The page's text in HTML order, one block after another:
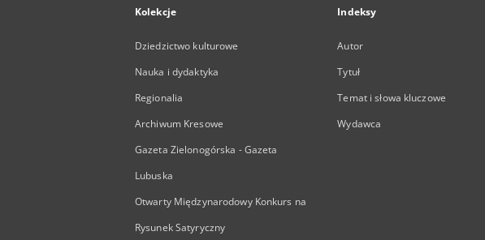
Kolekcje
Dziedzictwo kulturowe
Nauka i dydaktyka
Regionalia
Archiwum Kresowe
Gazeta Zielonogórska - Gazeta
Lubuska
Otwarty Międzynarodowy Konkurs na
Rysunek Satyryczny
Indeksy
Autor
Tytuł
Temat i słowa kluczowe
Wydawca